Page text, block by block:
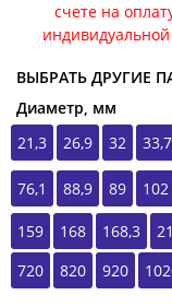
счете на
ВЫБРАТЬ ДРУГИЕ
Диаметр, мм
21,3
26,9 32 33,7
76,1 88,9 89 102
159 168 168,3
720
820 920